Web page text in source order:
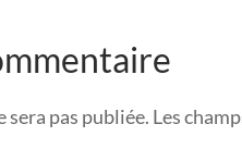
sera pas publiée. Les